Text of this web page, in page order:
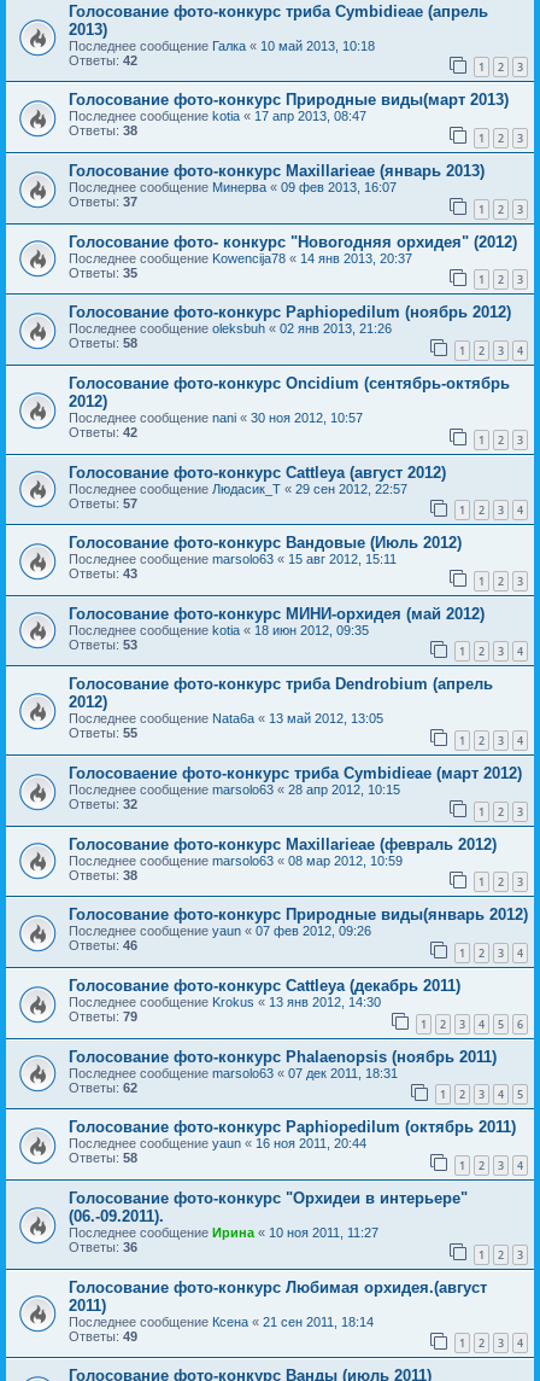
Голосование фото-конкурс триба Cymbidieae (апрель
2013)
Последнее сообщение Галка « 10 май 2013, 10:18
Ответы: 42 1 2 3
Голосование фото-конкурс Природные виды(март 2013)
Последнее сообщение kotia « 17 апр 2013, 08:47
Ответы: 38 1 2 3
Голосование фото-конкурс Maxillarieae (январь 2013)
Последнее сообщение Mинерва « 09 фев 2013, 16:07
Ответы: 37 1 2 3
Голосование фото- конкурс "Новогодняя орхидея" (2012)
Последнее сообщение Kowencija78 « 14 янв 2013, 20:37
Ответы: 35 1 2 3
Голосование фото-конкурс Paphiopedilum (ноябрь 2012)
Последнее сообщение oleksbuh « 02 янв 2013, 21:26
Ответы: 58 1 2 3 4
Голосование фото-конкурс Oncidium (сентябрь-октябрь
2012)
Последнее сообщение nani « 30 ноя 2012, 10:57
Ответы: 42 1 2 3
Голосование фото-конкурс Cattleya (август 2012)
Последнее сообщение Людасик_Т « 29 сен 2012, 22:57
Ответы: 57 1 2 3 4
Голосование фото-конкурс Вандовые (Июль 2012)
Последнее сообщение marsolo63 « 15 авг 2012, 15:11
Ответы: 43 1 2 3
Голосование фото-конкурс МИНИ-орхидея (май 2012)
Последнее сообщение kotia « 18 июн 2012, 09:35
Ответы: 53 1 2 3 4
Голосование фото-конкурс триба Dendrobium (апрель
2012)
Последнее сообщение Nata6a « 13 май 2012, 13:05
Ответы: 55 1 2 3 4
Голосоваение фото-конкурс триба Cymbidieae (март 2012)
Последнее сообщение marsolo63 « 28 апр 2012, 10:15
Ответы: 32 1 2 3
Голосование фото-конкурс Maxillarieae (февраль 2012)
Последнее сообщение marsolo63 « 08 мар 2012, 10:59
Ответы: 38 1 2 3
Голосование фото-конкурс Природные виды(январь 2012)
Последнее сообщение yaun « 07 фев 2012, 09:26
Ответы: 46 1 2 3 4
Голосование фото-конкурс Cattleya (декабрь 2011)
Последнее сообщение Krokus « 13 янв 2012, 14:30
Ответы: 79 1 2 3 4 5 6
Голосование фото-конкурс Phalaenopsis (ноябрь 2011)
Последнее сообщение marsolo63 « 07 дек 2011, 18:31
Ответы: 62 1 2 3 4 5
Голосование фото-конкурс Paphiopedilum (октябрь 2011)
Последнее сообщение yaun « 16 ноя 2011, 20:44
Ответы: 58 1 2 3 4
Голосование фото-конкурс "Орхидеи в интерьере"
(06.-09.2011).
Последнее сообщение Ирина « 10 ноя 2011, 11:27
Ответы: 36 1 2 3
Голосование фото-конкурс Любимая орхидея.(август
2011)
Последнее сообщение Ксена « 21 сен 2011, 18:14
Ответы: 49 1 2 3 4
Голосование фото-конкурс Ванды (июль 2011)